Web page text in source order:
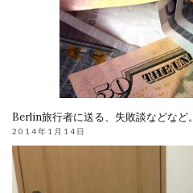
Berlin旅行者に送る、失敗談などなど。
2014年1月14日